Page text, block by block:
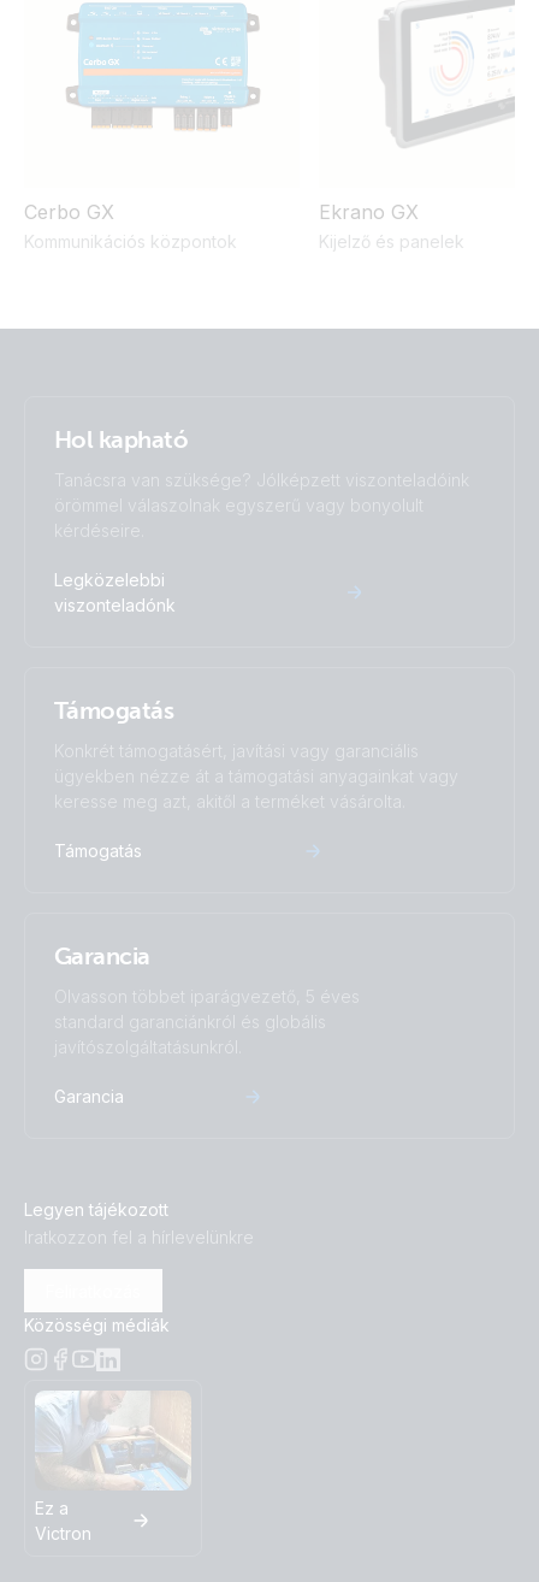
12,8V/200Ah
UN 38.3 Transportation Certificate Lithium SuperPack
25,6V/50Ah
Cerbo GX
Kommunikációs központok
Ekrano GX
Kijelző és panelek
Hol kapható
Tanácsra van szüksége? Jólképzett viszonteladóink
örömmel válaszolnak egyszerű vagy bonyolult
kérdéseire.
Legközelebbi
viszonteladónk
Támogatás
Konkrét támogatásért, javítási vagy garanciális
ügyekben nézze át a támogatási anyagainkat vagy
keresse meg azt, akitől a terméket vásárolta.
Támogatás
Garancia
Olvasson többet iparágvezető, 5 éves
standard garanciánkról és globális
javítószolgáltatásunkról.
Garancia
Legyen tájékozott
Iratkozzon fel a hírlevelünkre
Közösségi médiák
Ez a
Victron